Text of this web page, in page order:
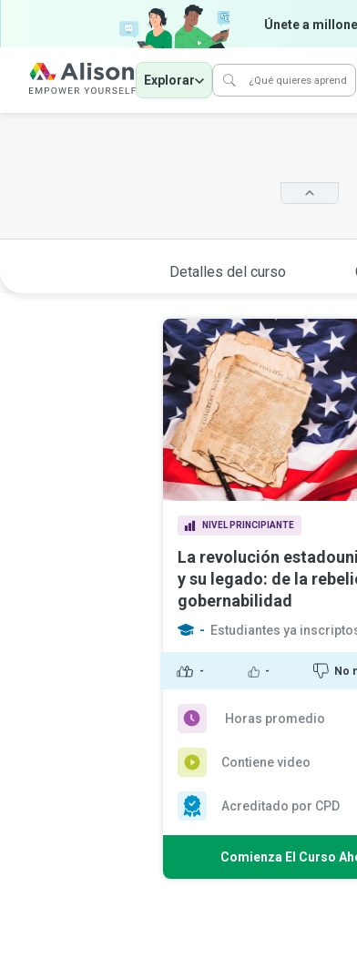
Únete a
Explorar
Detalles del curso
NIVEL PRINCIPIANTE
La revolución
y su legado: de la
gobernabilidad
- Estudiantes ya
- - No
Horas promedio
Contiene video
Acreditado por CPD
Comienza El Curso